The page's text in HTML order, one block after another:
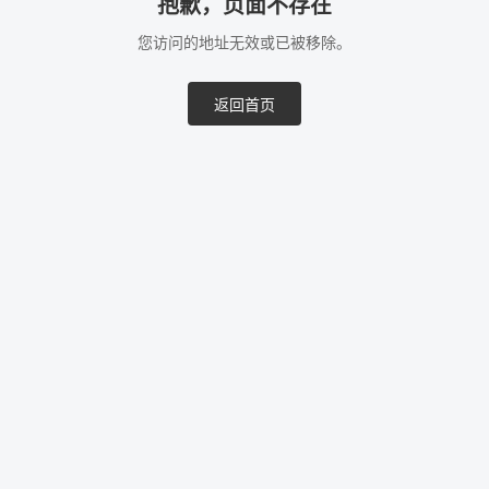
抱歉，页面不存在
您访问的地址无效或已被移除。
返回首页